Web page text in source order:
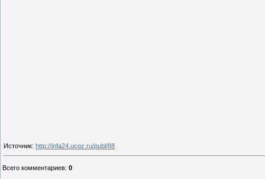
Источник: http://infa24.ucoz.ru/publ/88
Всего комментариев: 0